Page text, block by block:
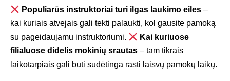
Populiarūs instruktoriai turi ilgas laukimo eiles –
kai kuriais atvejais gali tekti palaukti, kol gausite pamoką
su pageidaujamu instruktoriumi.
Kai kuriuose
filialuose didelis mokinių srautas – tam tikrais
laikotarpiais gali būti sudėtinga rasti laisvų pamokų laikų.